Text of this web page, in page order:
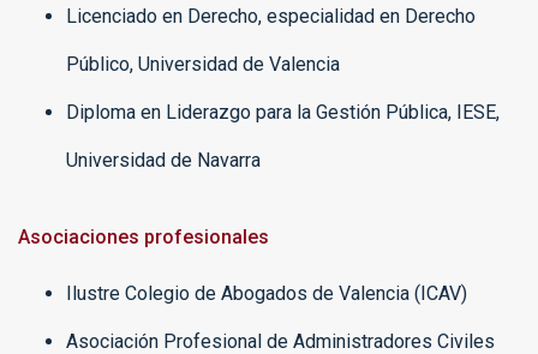
Licenciado en Derecho, especialidad en Derecho
Público, Universidad de Valencia
Diploma en Liderazgo para la Gestión Pública, IESE,
Universidad de Navarra
Asociaciones profesionales
Ilustre Colegio de Abogados de Valencia (ICAV)
Asociación Profesional de Administradores Civiles